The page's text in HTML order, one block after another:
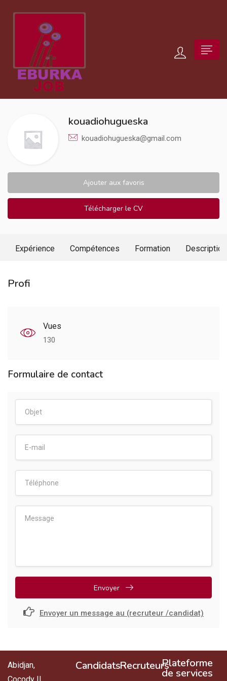
kouadiohugueska
kouadiohugueska@gmail.com
Ajouter aux favoris
Télécharger le CV
Expérience Compétences Formation Description
Profi
Vues
130
Formulaire de contact
Envoyer
Envoyer un message au (recruteur /candidat)
Abidjan,
CandidatsRecruteursPlateforme
de services